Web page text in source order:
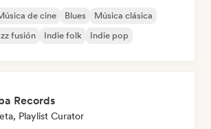
de cine Blues
Música clásica
fusión Indie folk Indie pop
Records
Playlist Curator